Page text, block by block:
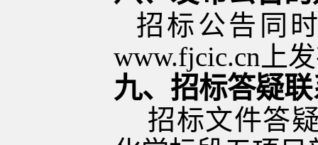
招标公告同
www.fjcic.cn上
九、招标答疑
招标文件答